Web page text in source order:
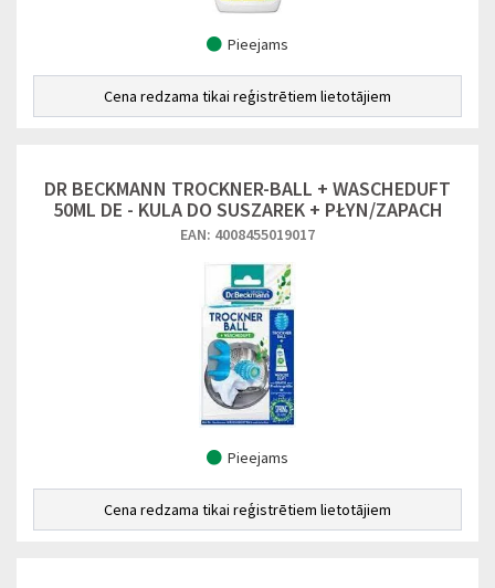
Pieejams
Cena redzama tikai reģistrētiem lietotājiem
DR BECKMANN TROCKNER-BALL + WASCHEDUFT
50ML DE - KULA DO SUSZAREK + PŁYN/ZAPACH
EAN: 4008455019017
Pieejams
Cena redzama tikai reģistrētiem lietotājiem